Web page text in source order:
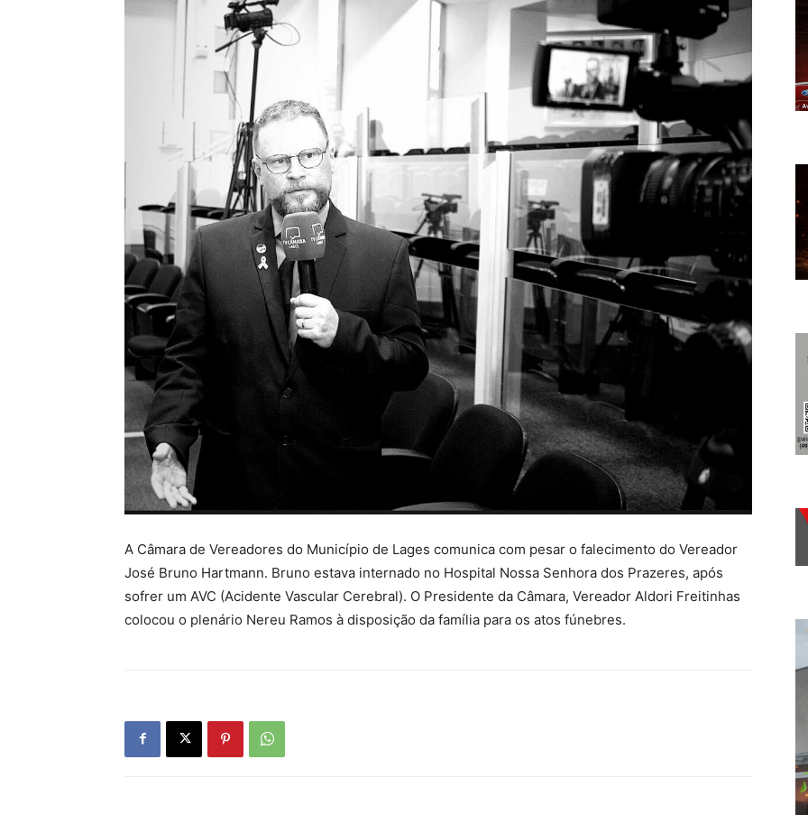
A Câmara de Vereadores do Município de Lages comunica com pesar o falecimento do Vereador
José Bruno Hartmann. Bruno estava internado no Hospital Nossa Senhora dos Prazeres, após
sofrer um AVC (Acidente Vascular Cerebral). O Presidente da Câmara, Vereador Aldori Freitinhas
colocou o plenário Nereu Ramos à disposição da família para os atos fúnebres.